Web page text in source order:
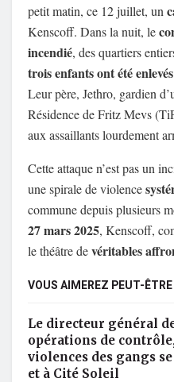
petit matin, ce 12 juillet, un
Kenscoff. Dans la nuit, le
incendié, des quartiers
trois enfants ont été
Leur père, Jethro, gardien
Résidence de Fritz Mevs
aux assaillants lourdement
Cette attaque n’est pas un
une spirale de violence
commune depuis plusieurs
27 mars 2025, Kenscoff,
le théâtre devéritables
VOUS AIMEREZ PEUT-
Le directeur général
opérations de
violences des gangs
et à Cité Soleil